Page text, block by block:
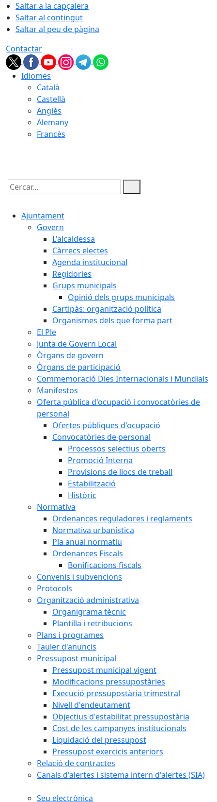
Saltar a la capçalera
Saltar al contingut
Saltar al peu de pàgina
Contactar
Idiomes
Català
Castellà
Anglès
Alemany
Francès
Cercar:
Ajuntament
Govern
L'alcaldessa
Càrrecs electes
Agenda institucional
Regidories
Grups municipals
Opinió dels grups municipals
Cartipàs: organització política
Organismes dels que forma part
El Ple
Junta de Govern Local
Òrgans de govern
Òrgans de participació
Commemoració Dies Internacionals i Mundials
Manifestos
Oferta pública d'ocupació i convocatòries de
personal
Ofertes públiques d'ocupació
Convocatòries de personal
Processos selectius oberts
Promoció Interna
Provisions de llocs de treball
Estabilització
Històric
Normativa
Ordenances reguladores i reglaments
Normativa urbanística
Pla anual normatiu
Ordenances Fiscals
Bonificacions fiscals
Convenis i subvencions
Protocols
Organització administrativa
Organigrama tècnic
Plantilla i retribucions
Plans i programes
Tauler d'anuncis
Pressupost municipal
Pressupost municipal vigent
Modificacions pressupostàries
Execució pressupostària trimestral
Nivell d'endeutament
Objectius d'estabilitat pressupostària
Cost de les campanyes institucionals
Liquidació del pressupost
Pressupost exercicis anteriors
Relació de contractes
Canals d'alertes i sistema intern d'alertes (SIA)
Seu electrònica